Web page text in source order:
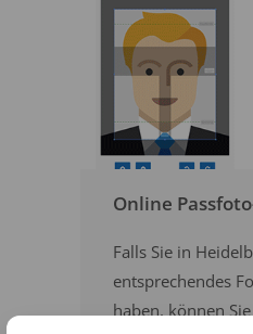
Online
Falls Sie in
entsprechendes
haben, können